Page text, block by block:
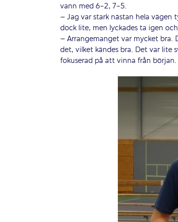
vann med 6-2, 7-5.
– Jag var stark nästan hela
dock lite, men lyckades ta igen
– Arrangemanget var mycket
det, vilket kändes bra. Det var lite
fokuserad på att vinna från början.